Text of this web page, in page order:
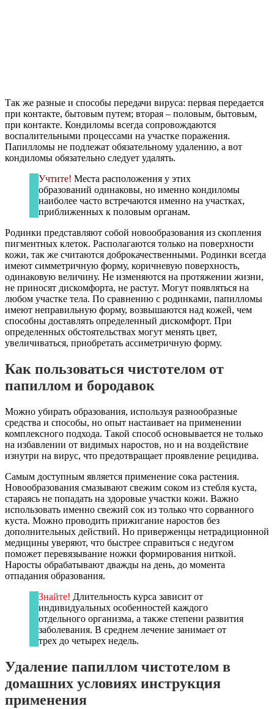
Так же разные и способы передачи вируса: первая передается
при контакте, бытовым путем; вторая – половым, бытовым,
при контакте. Кондиломы всегда сопровождаются
воспалительными процессами на участке поражения.
Папилломы не подлежат обязательному удалению, а вот
кондиломы обязательно следует удалять.
Учтите! Места расположения у этих
образований одинаковы, но именно кондиломы
наиболее часто встречаются именно на участках,
приближенных к половым органам.
Родинки представляют собой новообразования из скопления
пигментных клеток. Располагаются только на поверхности
кожи, так же считаются доброкачественными. Родинки всегда
имеют симметричную форму, коричневую поверхность,
одинаковую величину. Не изменяются на протяжении жизни,
не приносят дискомфорта, не растут. Могут появляться на
любом участке тела. По сравнению с родинками, папилломы
имеют неправильную форму, возвышаются над кожей, чем
способны доставлять определенный дискомфорт. При
определенных обстоятельствах могут менять цвет,
увеличиваться, приобретать ассиметричную форму.
Как пользоваться чистотелом от
папиллом и бородавок
Можно убирать образования, используя разнообразные
средства и способы, но опыт настаивает на применении
комплексного подхода. Такой способ основывается не только
на избавлении от видимых наростов, но и на воздействие
изнутри на вирус, что предотвращает проявление рецидива.
Самым доступным является применение сока растения.
Новообразования смазывают свежим соком из стебля куста,
стараясь не попадать на здоровые участки кожи. Важно
использовать именно свежий сок из только что сорванного
куста. Можно проводить прижигание наростов без
дополнительных действий. Но приверженцы нетрадиционной
медицины уверяют, что быстрее справиться с недугом
поможет перевязывание ножки формирования ниткой.
Наросты обрабатывают дважды на день, до момента
отпадания образования.
Знайте! Длительность курса зависит от
индивидуальных особенностей каждого
отдельного организма, а также степени развития
заболевания. В среднем лечение занимает от
трех до четырех недель.
Удаление папиллом чистотелом в
домашних условиях инструкция
применения